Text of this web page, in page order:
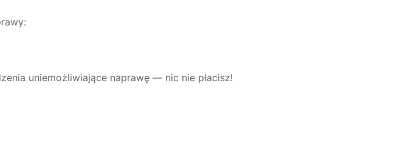
uniemożliwiające naprawę — nic nie płacisz!